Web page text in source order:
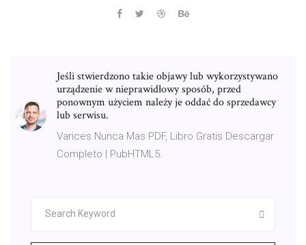
Jeśli stwierdzono takie objawy lub wykorzystywano
urządzenie w nieprawidłowy sposób, przed
ponownym użyciem należy je oddać do sprzedawcy
lub serwisu.
Varices Nunca Mas PDF, Libro Gratis Descargar
Completo | PubHTML5.